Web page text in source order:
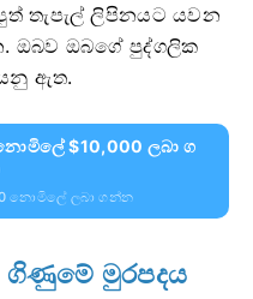
තැපැල් ලිපිනයට යවන
ඔබව ඔබගේ පුද්ගලික
ඇත.
$10,000 ලබා ග
නොමිලේ ලබා ගන්න
ගිණුමේ මුරපදය